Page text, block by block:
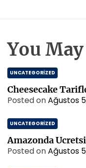
You
UNCATEGORIZED
Cheesecake
Posted onAğustos
UNCATEGORIZED
Amazonda
Posted onAğustos